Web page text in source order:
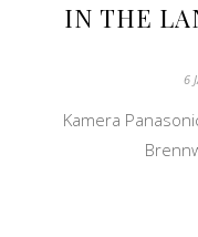
IN THE
6
Kamera